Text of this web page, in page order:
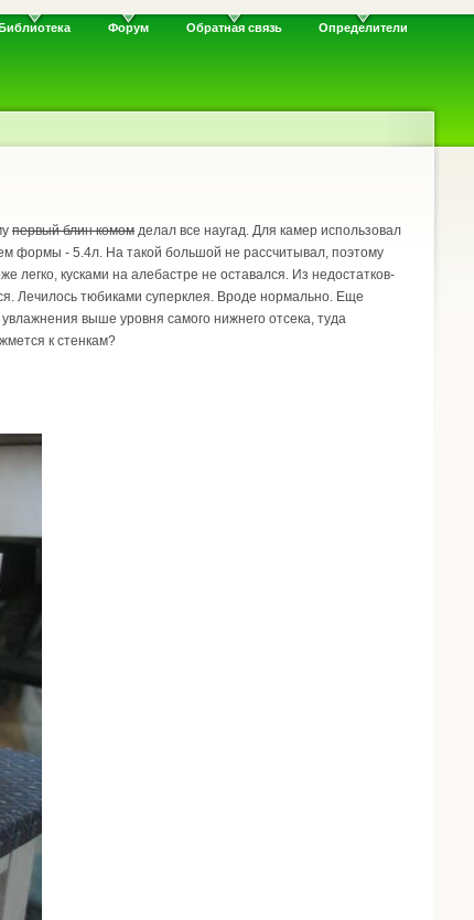
Форум Обратная связь Определители
первый блин комом делал все наугад. Для камер использовал
формы - 5.4л. На такой большой не рассчитывал, поэтому
легко, кусками на алебастре не оставался. Из недостатков-
Лечилось тюбиками суперклея. Вроде нормально. Еще
выше уровня самого нижнего отсека, туда
к стенкам?